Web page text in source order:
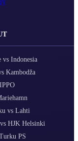
vs Indonesia
Kambodža
vs Lahti
HJK Helsinki
PS